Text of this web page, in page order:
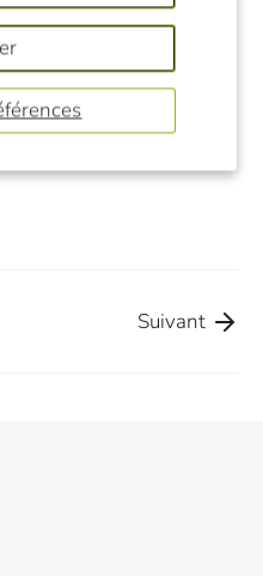
Stir-Fries,
Suivant